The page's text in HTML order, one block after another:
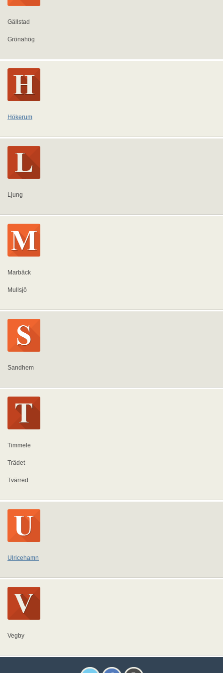
Gällstad
Grönahög
Hökerum
Ljung
Marbäck
Mullsjö
Sandhem
Timmele
Trädet
Tvärred
Ulricehamn
Vegby